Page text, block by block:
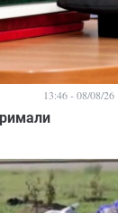
13:46 - 08/08/26